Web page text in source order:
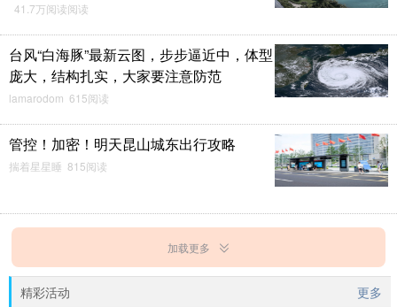
41.7万阅读阅读
台风“白海豚”最新云图，步步逼近中，体型
庞大，结构扎实，大家要注意防范
lamarodom 615阅读
管控！加密！明天昆山城东出行攻略
揣着星星睡 815阅读
加载更多
精彩活动 更多